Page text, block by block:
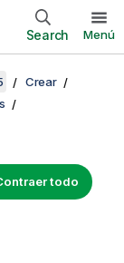
Search Menú
Crear
todo